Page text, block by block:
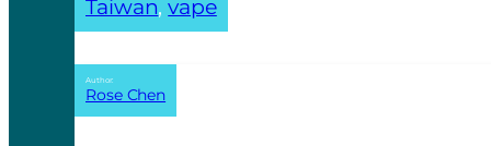
Taiwan, vape
Author:
Rose Chen